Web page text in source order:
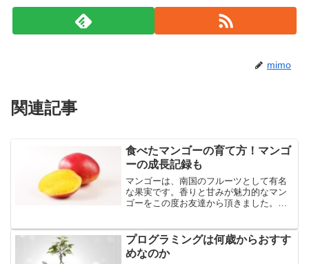
mimo
関連記事
食べたマンゴーの育て方！マンゴ
ーの成長記録も
マンゴーは、南国のフルーツとして有名
な果実です。香りと甘みが魅力的なマン
ゴーをこの度お友達から頂きました。も
し、育ててみようと思いました。今回
は、食べたマンゴーの育て方...
プログラミングは何歳からおすす
めなのか